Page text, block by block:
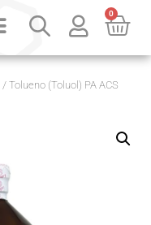
0
/ Tolueno (Toluol) PA ACS